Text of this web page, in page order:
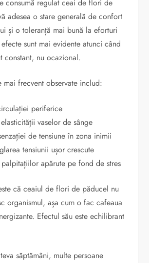
consumă regulat ceai de flori de
adesea o stare generală de confort
și o toleranță mai bună la eforturi
sunt mai evidente atunci când
constant, nu ocazional.
mai frecvent observate includ:
periferice
vaselor de sânge
de tensiune în zona inimii
tensiunii ușor crescute
apărute pe fond de stres
că ceaiul de flori de păducel nu
organismul, așa cum o fac cafeaua
Efectul său este echilibrant
săptămâni, multe persoane